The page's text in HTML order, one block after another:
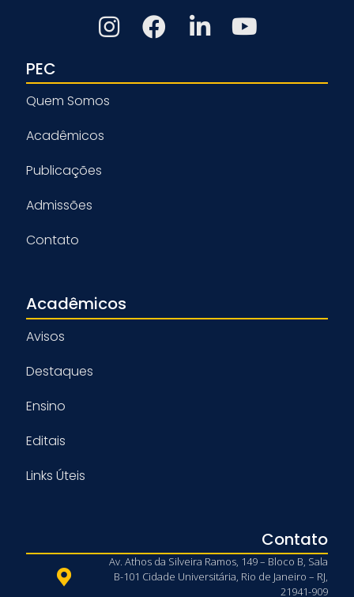
PEC
Quem Somos
Acadêmicos
Publicações
Admissões
Contato
Acadêmicos
Avisos
Destaques
Ensino
Editais
Links Úteis
Contato
Av. Athos da Silveira Ramos, 149 – Bloco B, Sala
B-101 Cidade Universitária, Rio de Janeiro – RJ,
21941-909